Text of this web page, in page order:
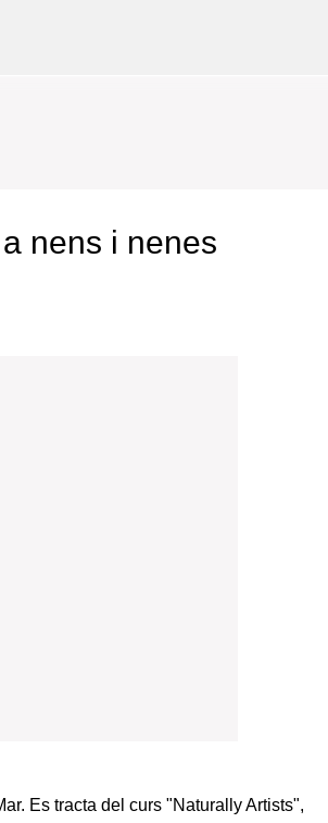
nens i nenes
Es tracta del curs "Naturally Artists",